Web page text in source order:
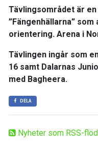
Nyheter som RSS-
Tävlingsområdet är
”Fängenhällarna”
orientering. Arena i
Tävlingen ingår som
16 samt Dalarnas
med Bagheera.
DELA